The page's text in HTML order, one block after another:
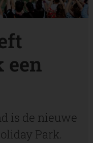
een
is de nieuwe
Park.